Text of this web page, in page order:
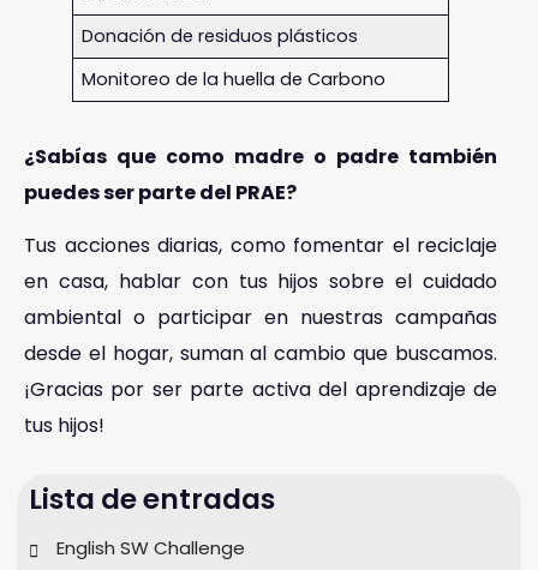
Donación de residuos plásticos
Monitoreo de la huella de Carbono
¿Sabías que como madre o padre también
puedes ser parte del PRAE?
Tus acciones diarias, como fomentar el reciclaje
en casa, hablar con tus hijos sobre el cuidado
ambiental o participar en nuestras campañas
desde el hogar, suman al cambio que buscamos.
¡Gracias por ser parte activa del aprendizaje de
tus hijos!
Lista de entradas
English SW Challenge